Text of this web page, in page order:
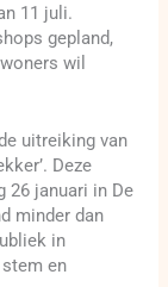
11 juli.
gepland,
wil
uitreiking van
Deze
26 januari in De
minder dan
in
en